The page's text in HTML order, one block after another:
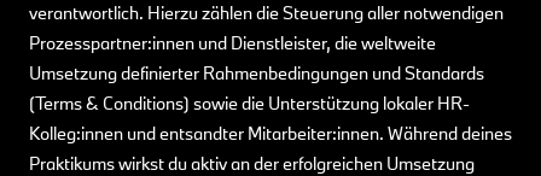
verantwortlich. Hierzu zählen die Steuerung aller notwendigen
Prozesspartner:innen und Dienstleister, die weltweite
Umsetzung definierter Rahmenbedingungen und Standards
(Terms & Conditions) sowie die Unterstützung lokaler HR-
Kolleg:innen und entsandter Mitarbeiter:innen. Während deines
Praktikums wirkst du aktiv an der erfolgreichen Umsetzung